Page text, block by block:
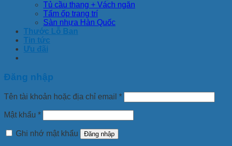
Tủ cầu thang + Vách ngăn
Tấm ốp trang trí
Sàn nhựa Hàn Quốc
Thước Lỗ Ban
Tin tức
Ưu đãi
Đăng nhập
Tên tài khoản hoặc địa chỉ email *
Mật khẩu *
Ghi nhớ mật khẩu Đăng nhập